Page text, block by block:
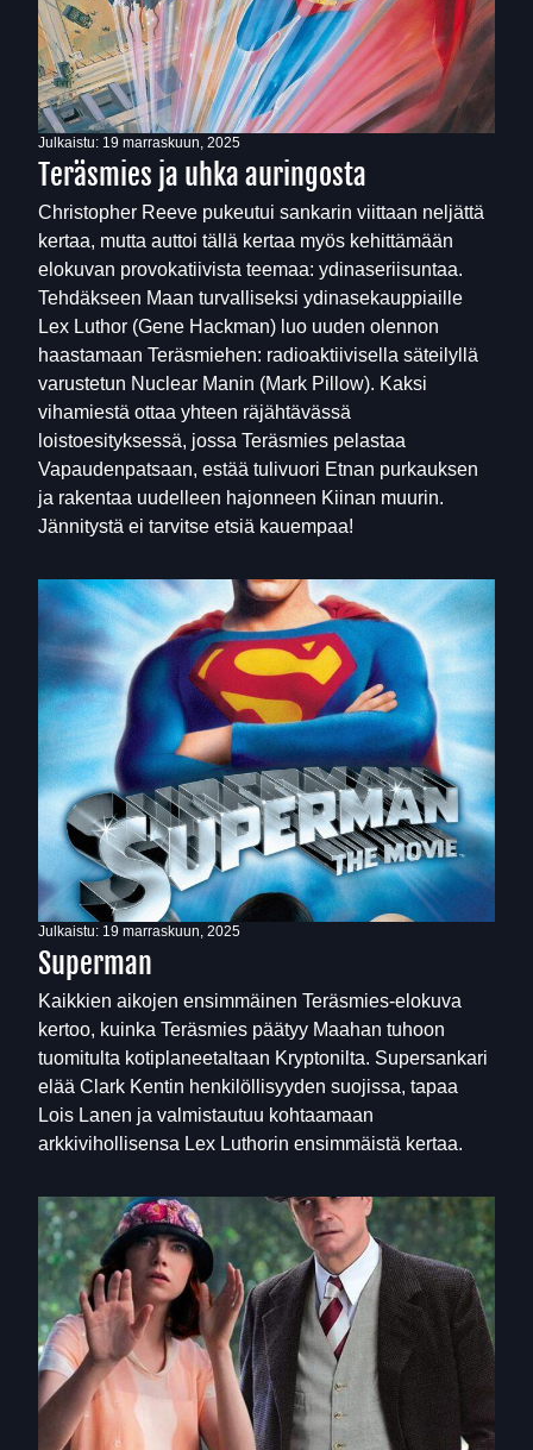
Julkaistu: 19 marraskuun, 2025
Teräsmies ja uhka auringosta
Christopher Reeve pukeutui sankarin viittaan neljättä
kertaa, mutta auttoi tällä kertaa myös kehittämään
elokuvan provokatiivista teemaa: ydinaseriisuntaa.
Tehdäkseen Maan turvalliseksi ydinasekauppiaille
Lex Luthor (Gene Hackman) luo uuden olennon
haastamaan Teräsmiehen: radioaktiivisella säteilyllä
varustetun Nuclear Manin (Mark Pillow). Kaksi
vihamiestä ottaa yhteen räjähtävässä
loistoesityksessä, jossa Teräsmies pelastaa
Vapaudenpatsaan, estää tulivuori Etnan purkauksen
ja rakentaa uudelleen hajonneen Kiinan muurin.
Jännitystä ei tarvitse etsiä kauempaa!
Julkaistu: 19 marraskuun, 2025
Superman
Kaikkien aikojen ensimmäinen Teräsmies-elokuva
kertoo, kuinka Teräsmies päätyy Maahan tuhoon
tuomitulta kotiplaneetaltaan Kryptonilta. Supersankari
elää Clark Kentin henkilöllisyyden suojissa, tapaa
Lois Lanen ja valmistautuu kohtaamaan
arkkivihollisensa Lex Luthorin ensimmäistä kertaa.